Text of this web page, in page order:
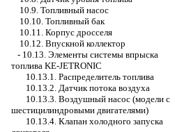
10.9. Топливный насос
10.10. Топливный бак
10.11. Корпус дросселя
10.12. Впускной коллектор
- 10.13. Элементы системы впрыска
топлива KE-JETRONIC
10.13.1. Распределитель топлива
10.13.2. Датчик потока воздуха
10.13.3. Воздушный насос (модели с
шестицилиндровыми двигателями)
10.13.4. Клапан холодного запуска